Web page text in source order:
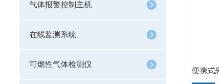
气体报警控制主机
在线监测系统
可燃性气体检测仪